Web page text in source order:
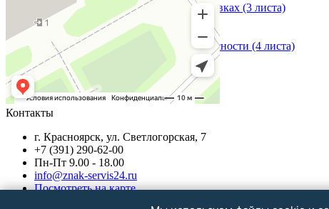
Плакаты Средства защиты в электроустановках (3 листа)
Свяжитесь с нами насчёт цены
Плакаты Технические меры электробезопасности (4 листа)
Свяжитесь с нами насчёт цены
Контакты
г. Красноярск, ул. Светлогорская, 7
+7 (391) 290-62-00
Пн-Пт 9.00 - 18.00
info@znak-servis24.ru
Посмотреть на карте